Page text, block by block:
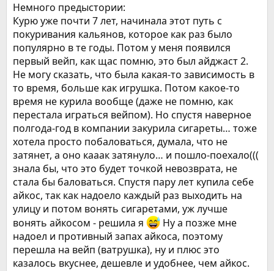
Немного предыстории:
Курю уже почти 7 лет, начинала этот путь с
покуривания кальянов, которое как раз было
популярно в те годы. Потом у меня появился
первый вейп, как щас помню, это был айджаст 2.
Не могу сказать, что была какая-то зависимость в
то время, больше как игрушка. Потом какое-то
время не курила вообще (даже не помню, как
перестала играться вейпом). Но спустя наверное
полгода-год в компании закурила сигареты… тоже
хотела просто побаловаться, думала, что не
затянет, а оно кааак затянуло… и пошло-поехало(((
знала бы, что это будет точкой невозврата, не
стала бы баловаться. Спустя пару лет купила себе
айкос, так как надоело каждый раз выходить на
улицу и потом вонять сигаретами, уж лучше
вонять айкосом - решила я
Ну а позже мне
надоел и противный запах айкоса, поэтому
перешла на вейп (ватрушка), ну и плюс это
казалось вкуснее, дешевле и удобнее, чем айкос.